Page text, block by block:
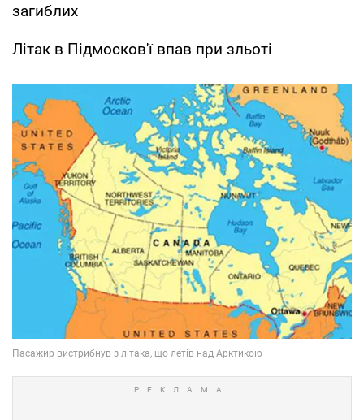
загиблих
Літак в Підмосков'ї впав при зльоті